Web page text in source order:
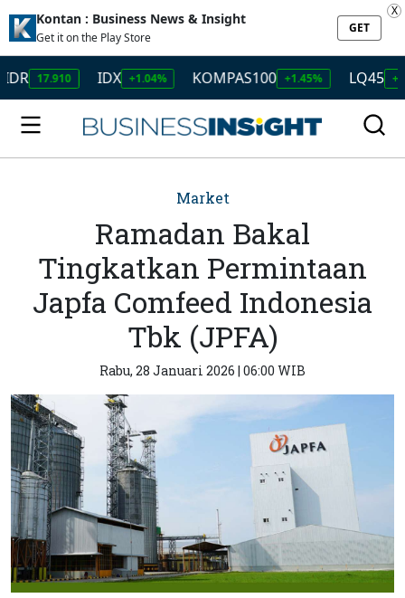
Kontan : Business News & Insight
Get it on the Play Store
GET
X
17.910 IDX +1.04% KOMPAS100 +1.45% LQ45 +1.50%
Market
Ramadan Bakal
Tingkatkan Permintaan
Japfa Comfeed Indonesia
Tbk (JPFA)
Rabu, 28 Januari 2026 | 06:00 WIB